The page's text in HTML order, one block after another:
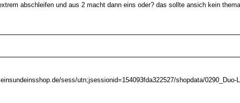
abschleifen und aus 2 macht dann eins oder? das sollte ansich kein
sess/utn;jsessionid=154093fda322527/shopdata/